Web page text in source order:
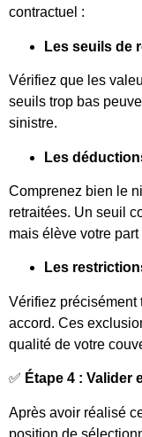
contractuel :
Les seuils de
Vérifiez que les
seuils trop bas
sinistre.
Les
Comprenez bien le
retraitées. Un seuil
mais élève votre part
Les
Vérifiez précisément
accord. Ces
qualité de votre
✅ Étape 4 : Valider
Après avoir réalisé
position de